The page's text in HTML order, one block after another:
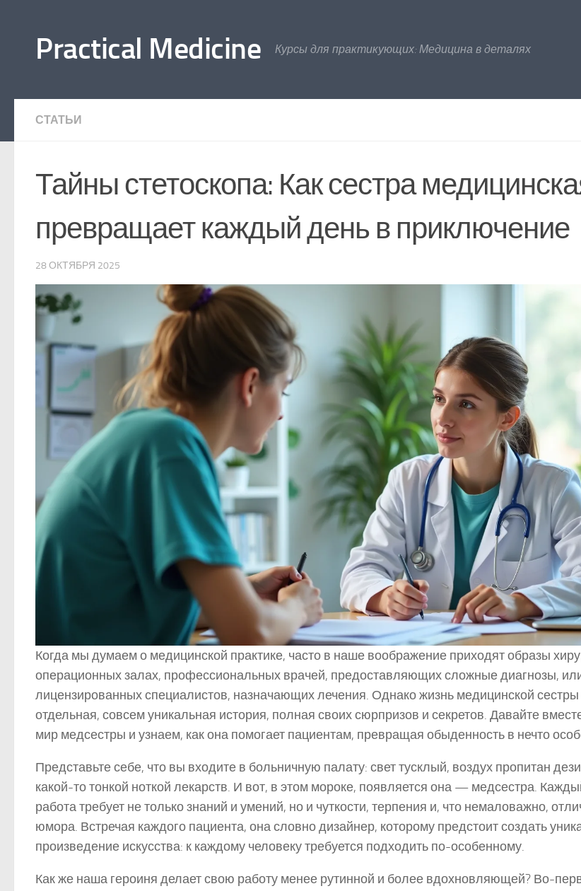
Practical Medicine Курсы для практикующих: Медицина в деталях
СТАТЬИ
Тайны стетоскопа: Как сестра
превращает каждый день в приключение
28 ОКТЯБРЯ 2025
Когда мы думаем о медицинской практике, часто в наше воображение приходят образы
операционных залах, профессиональных врачей, предоставляющих сложные диагнозы,
лицензированных специалистов, назначающих лечения. Однако жизнь медицинской
отдельная, совсем уникальная история, полная своих сюрпризов и секретов. Давайте
мир медсестры и узнаем, как она помогает пациентам, превращая обыденность в нечто
Представьте себе, что вы входите в больничную палату: свет тусклый, воздух пропитан
какой-то тонкой ноткой лекарств. И вот, в этом мороке, появляется она — медсестра.
работа требует не только знаний и умений, но и чуткости, терпения и, что немаловажно,
юмора. Встречая каждого пациента, она словно дизайнер, которому предстоит создать
произведение искусства: к каждому человеку требуется подходить по-особенному.
Как же наша героиня делает свою работу менее рутинной и более вдохновляющей? Во-